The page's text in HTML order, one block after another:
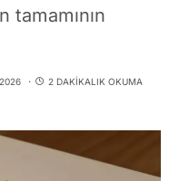
tamamının
2 DAKIKALIK OKUMA